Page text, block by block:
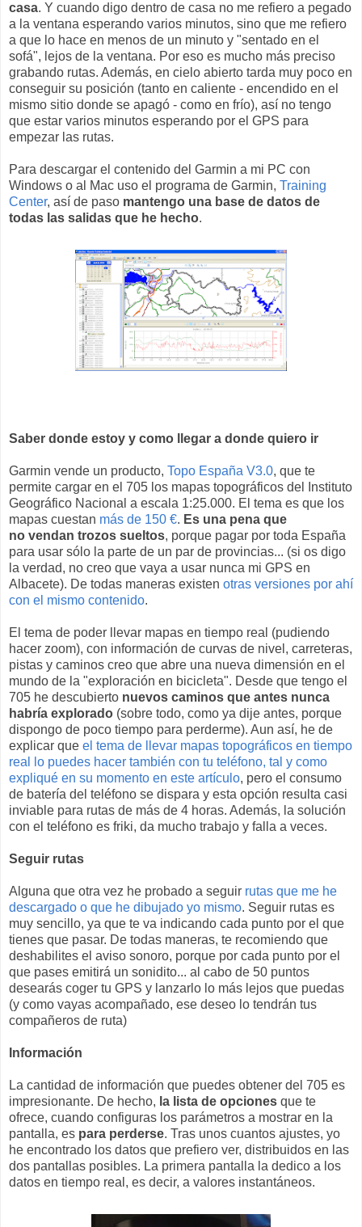
casa. Y cuando digo dentro de casa no me refiero a pegado
a la ventana esperando varios minutos, sino que me refiero
a que lo hace en menos de un minuto y "sentado en el
sofá", lejos de la ventana. Por eso es mucho más preciso
grabando rutas. Además, en cielo abierto tarda muy poco en
conseguir su posición (tanto en caliente - encendido en el
mismo sitio donde se apagó - como en frío), así no tengo
que estar varios minutos esperando por el GPS para
empezar las rutas.
Para descargar el contenido del Garmin a mi PC con
Windows o al Mac uso el programa de Garmin, Training
Center, así de paso mantengo una base de datos de
todas las salidas que he hecho.
Saber donde estoy y como llegar a donde quiero ir
Garmin vende un producto, Topo España V3.0, que te
permite cargar en el 705 los mapas topográficos del Instituto
Geográfico Nacional a escala 1:25.000. El tema es que los
mapas cuestan más de 150 €. Es una pena que
no vendan trozos sueltos, porque pagar por toda España
para usar sólo la parte de un par de provincias... (si os digo
la verdad, no creo que vaya a usar nunca mi GPS en
Albacete). De todas maneras existen otras versiones por ahí
con el mismo contenido.
El tema de poder llevar mapas en tiempo real (pudiendo
hacer zoom), con información de curvas de nivel, carreteras,
pistas y caminos creo que abre una nueva dimensión en el
mundo de la "exploración en bicicleta". Desde que tengo el
705 he descubierto nuevos caminos que antes nunca
habría explorado (sobre todo, como ya dije antes, porque
dispongo de poco tiempo para perderme). Aun así, he de
explicar que el tema de llevar mapas topográficos en tiempo
real lo puedes hacer también con tu teléfono, tal y como
expliqué en su momento en este artículo, pero el consumo
de batería del teléfono se dispara y esta opción resulta casi
inviable para rutas de más de 4 horas. Además, la solución
con el teléfono es friki, da mucho trabajo y falla a veces.
Seguir rutas
Alguna que otra vez he probado a seguir rutas que me he
descargado o que he dibujado yo mismo. Seguir rutas es
muy sencillo, ya que te va indicando cada punto por el que
tienes que pasar. De todas maneras, te recomiendo que
deshabilites el aviso sonoro, porque por cada punto por el
que pases emitirá un sonidito... al cabo de 50 puntos
desearás coger tu GPS y lanzarlo lo más lejos que puedas
(y como vayas acompañado, ese deseo lo tendrán tus
compañeros de ruta)
Información
La cantidad de información que puedes obtener del 705 es
impresionante. De hecho, la lista de opciones que te
ofrece, cuando configuras los parámetros a mostrar en la
pantalla, es para perderse. Tras unos cuantos ajustes, yo
he encontrado los datos que prefiero ver, distribuidos en las
dos pantallas posibles. La primera pantalla la dedico a los
datos en tiempo real, es decir, a valores instantáneos.